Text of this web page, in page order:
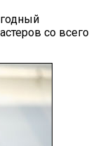
со всего